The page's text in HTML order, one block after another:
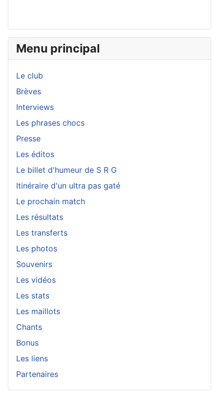
Menu principal
Le club
Brèves
Interviews
Les phrases chocs
Presse
Les éditos
Le billet d'humeur de S R G
Itinéraire d'un ultra pas gaté
Le prochain match
Les résultats
Les transferts
Les photos
Souvenirs
Les vidéos
Les stats
Les maillots
Chants
Bonus
Les liens
Partenaires